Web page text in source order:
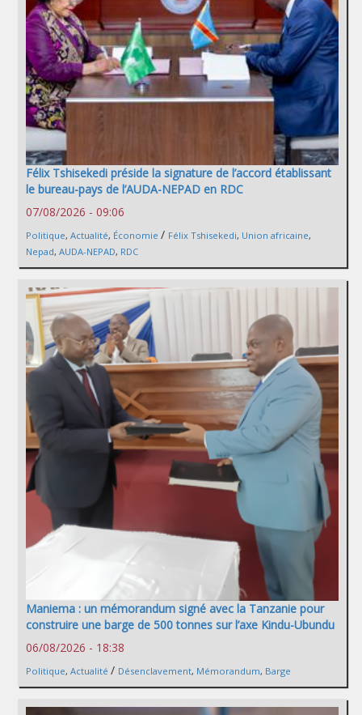
Félix Tshisekedi préside la signature de l’accord établissant
le bureau-pays de l’AUDA-NEPAD en RDC
07/08/2026 - 09:06
Politique, Actualité, Économie / Félix Tshisekedi, Union africaine,
Nepad, AUDA-NEPAD, RDC
Maniema : un mémorandum signé avec la Tanzanie pour
construire une barge de 500 tonnes sur l’axe Kindu-Ubundu
06/08/2026 - 18:38
Politique, Actualité / Désenclavement, Mémorandum, Barge